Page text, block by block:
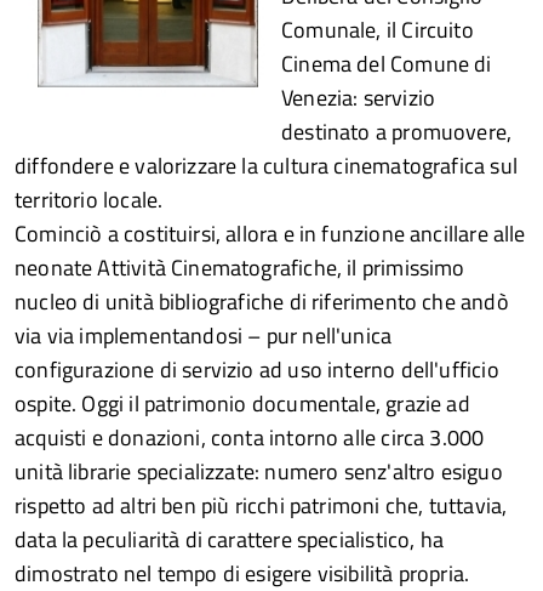
Comunale, il Circuito
Cinema del Comune di
Venezia: servizio
destinato a promuovere,
diffondere e valorizzare la cultura cinematografica sul
territorio locale.
Cominciò a costituirsi, allora e in funzione ancillare alle
neonate Attività Cinematografiche, il primissimo
nucleo di unità bibliografiche di riferimento che andò
via via implementandosi – pur nell'unica
configurazione di servizio ad uso interno dell'ufficio
ospite. Oggi il patrimonio documentale, grazie ad
acquisti e donazioni, conta intorno alle circa 3.000
unità librarie specializzate: numero senz'altro esiguo
rispetto ad altri ben più ricchi patrimoni che, tuttavia,
data la peculiarità di carattere specialistico, ha
dimostrato nel tempo di esigere visibilità propria.